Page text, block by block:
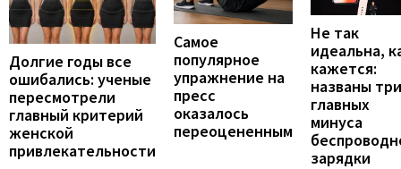
Долгие годы все
ошибались: ученые
пересмотрели
главный критерий
женской
привлекательности
Самое
популярное
упражнение на
пресс
оказалось
переоцененным
Не так
идеальна,
кажется:
названы три
главных
минуса
зарядки